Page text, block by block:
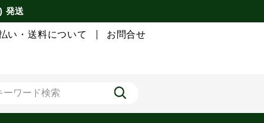
発送
い・送料について お問合せ